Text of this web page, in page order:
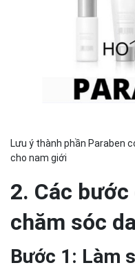
Lưu ý thành phần Paraben
cho nam giới
2. Các
chăm sóc
Bước 1: Làm